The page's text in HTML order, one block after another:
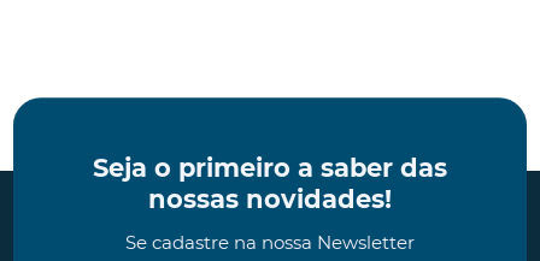
Seja o primeiro a saber das
nossas novidades!
Se cadastre na nossa Newsletter